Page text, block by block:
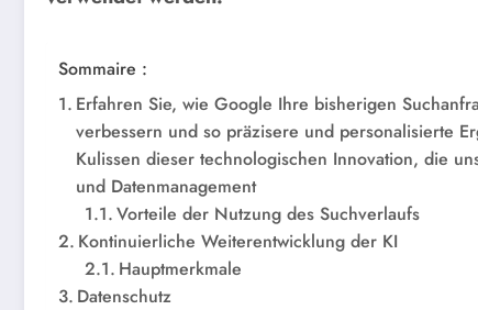
Sommaire :
Erfahren Sie, wie Google Ihre bisherigen
verbessern und so präzisere und personalisierte
Kulissen dieser technologischen Innovation, die
und Datenmanagement
Vorteile der Nutzung des Suchverlaufs
Kontinuierliche Weiterentwicklung der KI
Hauptmerkmale
Datenschutz